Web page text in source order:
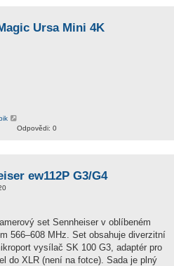
Ursa Mini 4K
Odpovědi: 0
ew112P G3/G4
set Sennheiser v oblíbeném
566–608 MHz. Set obsahuje diverzitní
vysílač SK 100 G3, adaptér pro
do XLR (není na fotce). Sada je plný